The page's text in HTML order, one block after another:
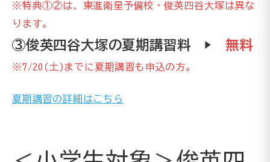
※特典①②は、東進衛星予備校・俊英四谷大塚は異な
ります。
③俊英四谷大塚の夏期講習料 ▶ 無料
※7/20(土)までに夏期講習も申込の方。
夏期講習の詳細はこちら